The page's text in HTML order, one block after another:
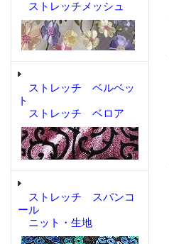
ストレッチメッシュ
ストレッチ ベルベッ
ト
ストレッチ ベロア
ストレッチ スパンコ
ール
ニット・生地